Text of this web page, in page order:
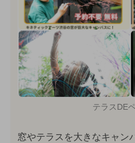
テラスDE
窓やテラスを大きなキャン